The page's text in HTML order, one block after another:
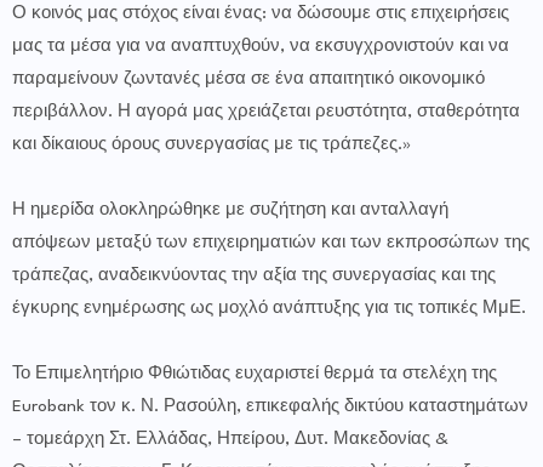
Ο κοινός μας στόχος είναι ένας: να δώσουμε στις επιχειρήσεις
μας τα μέσα για να αναπτυχθούν, να εκσυγχρονιστούν και να
παραμείνουν ζωντανές μέσα σε ένα απαιτητικό οικονομικό
περιβάλλον. Η αγορά μας χρειάζεται ρευστότητα, σταθερότητα
και δίκαιους όρους συνεργασίας με τις τράπεζες.»
Η ημερίδα ολοκληρώθηκε με συζήτηση και ανταλλαγή
απόψεων μεταξύ των επιχειρηματιών και των εκπροσώπων της
τράπεζας, αναδεικνύοντας την αξία της συνεργασίας και της
έγκυρης ενημέρωσης ως μοχλό ανάπτυξης για τις τοπικές ΜμΕ.
Το Επιμελητήριο Φθιώτιδας ευχαριστεί θερμά τα στελέχη της
Eurobank τον κ. Ν. Ρασούλη, επικεφαλής δικτύου καταστημάτων
– τομεάρχη Στ. Ελλάδας, Ηπείρου, Δυτ. Μακεδονίας &